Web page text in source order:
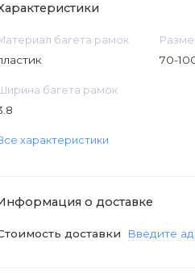
багета рамок
70-
багета рамок
характеристики
о доставке
доставки Введите